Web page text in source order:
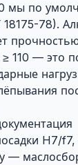
мы по
18175-78).
110 — это
H7/f7,
—